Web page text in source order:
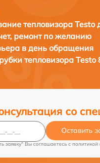
тепловизора Testo
ремонт по желанию
в день обращения
тепловизора Testo
со
Оставить
заявку" Вы соглашаетесь c политикой